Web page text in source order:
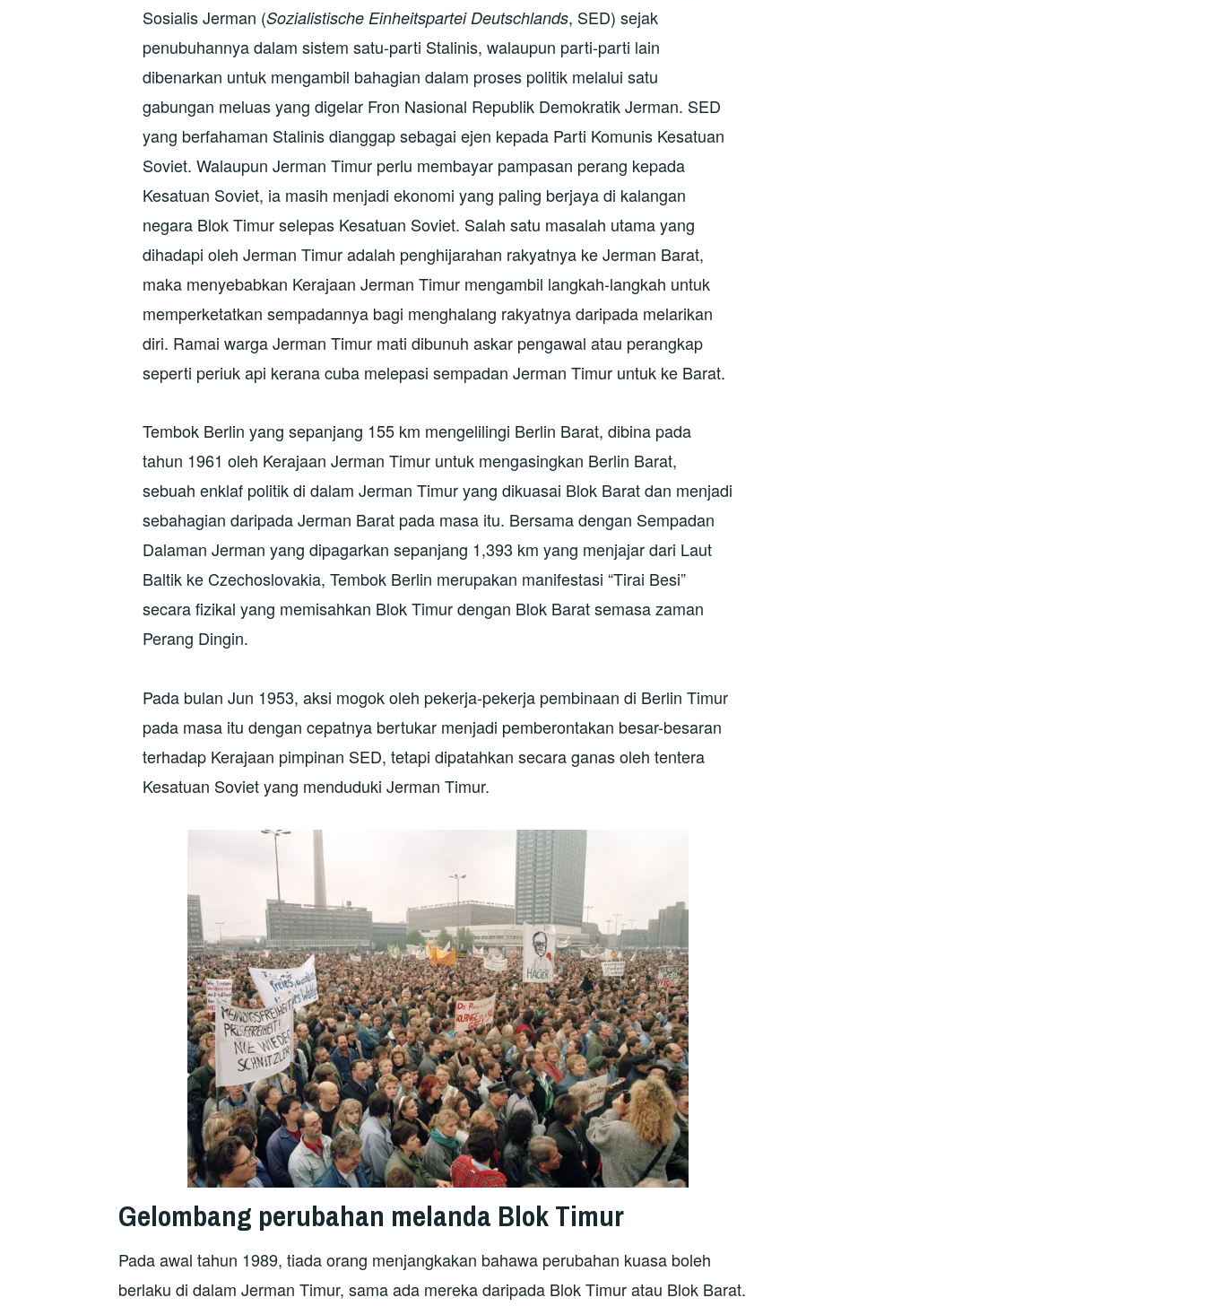
Sosialis Jerman (Sozialistische Einheitspartei Deutschlands, SED) sejak
penubuhannya dalam sistem satu-parti Stalinis, walaupun parti-parti lain
dibenarkan untuk mengambil bahagian dalam proses politik melalui satu
gabungan meluas yang digelar Fron Nasional Republik Demokratik Jerman. SED
yang berfahaman Stalinis dianggap sebagai ejen kepada Parti Komunis Kesatuan
Soviet. Walaupun Jerman Timur perlu membayar pampasan perang kepada
Kesatuan Soviet, ia masih menjadi ekonomi yang paling berjaya di kalangan
negara Blok Timur selepas Kesatuan Soviet. Salah satu masalah utama yang
dihadapi oleh Jerman Timur adalah penghijarahan rakyatnya ke Jerman Barat,
maka menyebabkan Kerajaan Jerman Timur mengambil langkah-langkah untuk
memperketatkan sempadannya bagi menghalang rakyatnya daripada melarikan
diri. Ramai warga Jerman Timur mati dibunuh askar pengawal atau perangkap
seperti periuk api kerana cuba melepasi sempadan Jerman Timur untuk ke Barat.
Tembok Berlin yang sepanjang 155 km mengelilingi Berlin Barat, dibina pada
tahun 1961 oleh Kerajaan Jerman Timur untuk mengasingkan Berlin Barat,
sebuah enklaf politik di dalam Jerman Timur yang dikuasai Blok Barat dan menjadi
sebahagian daripada Jerman Barat pada masa itu. Bersama dengan Sempadan
Dalaman Jerman yang dipagarkan sepanjang 1,393 km yang menjajar dari Laut
Baltik ke Czechoslovakia, Tembok Berlin merupakan manifestasi “Tirai Besi”
secara fizikal yang memisahkan Blok Timur dengan Blok Barat semasa zaman
Perang Dingin.
Pada bulan Jun 1953, aksi mogok oleh pekerja-pekerja pembinaan di Berlin Timur
pada masa itu dengan cepatnya bertukar menjadi pemberontakan besar-besaran
terhadap Kerajaan pimpinan SED, tetapi dipatahkan secara ganas oleh tentera
Kesatuan Soviet yang menduduki Jerman Timur.
Gelombang perubahan melanda Blok Timur
Pada awal tahun 1989, tiada orang menjangkakan bahawa perubahan kuasa boleh
berlaku di dalam Jerman Timur, sama ada mereka daripada Blok Timur atau Blok Barat.